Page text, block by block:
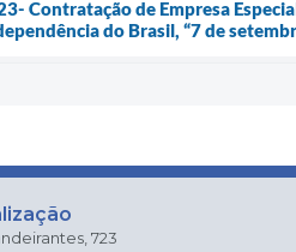
Contratação de Empresa
do Brasil, “7 de
723